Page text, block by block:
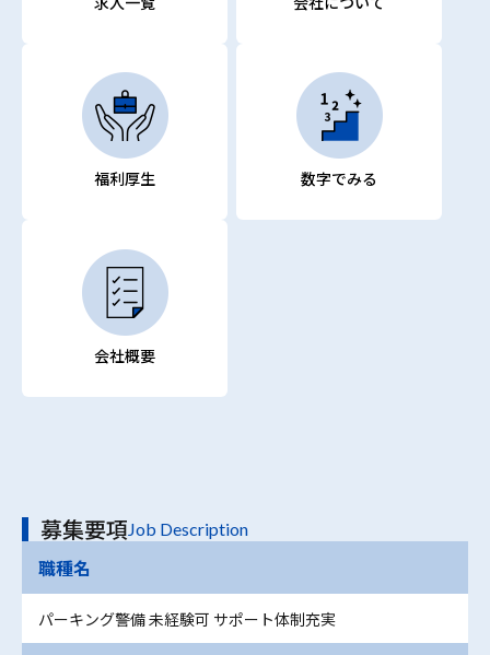
福利厚生 数字でみる
会社概要
募集要項 Job Description
職種名
パーキング警備 未経験可 サポート体制充実